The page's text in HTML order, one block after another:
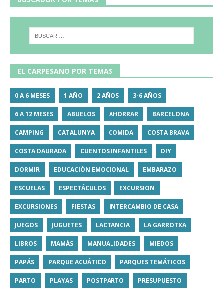
EL CARPESANO POR TEMAS
0 A 6 MESES 1 AÑO 2 AÑOS 3-6 AÑOS
6 A 12 MESES ABUELOS AHORRAR BARCELONA
CAMPING CATALUNYA COMIDA COSTA BRAVA
COSTA DAURADA CUENTOS INFANTILES DIY
DORMIR EDUCACIÓN EMOCIONAL EMBARAZO
ESCUELAS ESPECTÁCULOS EXCURSION
EXCURSIONES FIESTAS INTERCAMBIO DE CASA
JUEGOS JUGUETES LACTANCIA LA GARROTXA
LIBROS MAMÁS MANUALIDADES MIEDOS
PAPÁS PARQUE ACUÁTICO PARQUES TEMÁTICOS
PARTO PLAYAS POSTPARTO PRESUPUESTO